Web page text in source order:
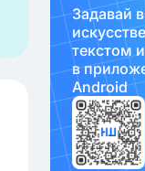
Задавай
текстом
в
Android